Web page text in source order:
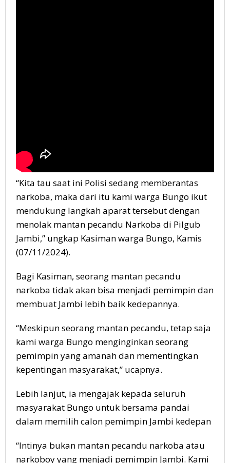
“Kita tau saat ini Polisi sedang memberantas
narkoba, maka dari itu kami warga Bungo ikut
mendukung langkah aparat tersebut dengan
menolak mantan pecandu Narkoba di Pilgub
Jambi,” ungkap Kasiman warga Bungo, Kamis
(07/11/2024).
Bagi Kasiman, seorang mantan pecandu
narkoba tidak akan bisa menjadi pemimpin dan
membuat Jambi lebih baik kedepannya.
“Meskipun seorang mantan pecandu, tetap saja
kami warga Bungo menginginkan seorang
pemimpin yang amanah dan mementingkan
kepentingan masyarakat,” ucapnya.
Lebih lanjut, ia mengajak kepada seluruh
masyarakat Bungo untuk bersama pandai
dalam memilih calon pemimpin Jambi kedepan
“Intinya bukan mantan pecandu narkoba atau
narkoboy yang menjadi pemimpin Jambi. Kami